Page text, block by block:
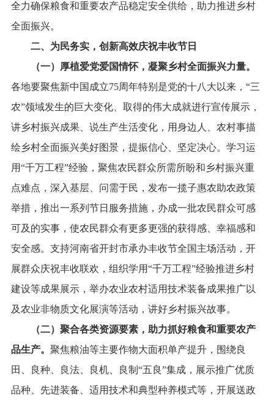
全力确保粮食和重要农产品稳定安全供给，助力推进乡村
全面振兴。
二、为民务实，创新高效庆祝丰收节日
（一）厚植爱党爱国情怀，凝聚乡村全面振兴力量。
各地要聚焦新中国成立75周年特别是党的十八大以来，“三
农”领域发生的巨大变化、取得的伟大成就进行宣传展示，
讲乡村振兴成果、说生产生活变化，用身边人、农村事描
绘乡村全面振兴美好图景，提振信心、坚定决心。学习运
用“千万工程”经验，聚焦农民群众所需所盼和乡村振兴重
点难点，深入基层、问需于民，发布一揽子惠农助农政策
举措，推出一系列节日服务措施，办成一批农民群众可感
可及的实事，使农民群众有更多更强的获得感、幸福感和
安全感。支持河南省开封市承办丰收节全国主场活动，开
展群众庆祝丰收联欢，组织学用“千万工程”经验推进乡村
建设等成果展示，举办农业农村适用技术装备成果推广以
及农业非物质文化展演等活动，讲好乡村振兴故事。
（二）聚合各类资源要素，助力抓好粮食和重要农产
品生产。 聚焦粮油等主要作物大面积单产提升，围绕良
田、良种、良法、良机、良制“五良”集成，展示推广优质
品种、先进装备、适用技术和典型种养模式等，开展送政